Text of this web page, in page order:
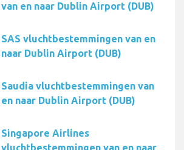
van en naar Dublin Airport (DUB)
SAS vluchtbestemmingen van en
naar Dublin Airport (DUB)
Saudia vluchtbestemmingen van
en naar Dublin Airport (DUB)
Singapore Airlines
vluchtbestemmingen van en naar